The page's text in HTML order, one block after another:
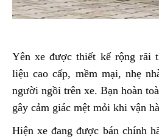
Yên xe được thiết kế rộng rãi
liệu cao cấp, mềm mại, nhẹ
người ngồi trên xe. Bạn hoàn
gây cảm giác mệt mỏi khi vận
Hiện xe đang được bán chính